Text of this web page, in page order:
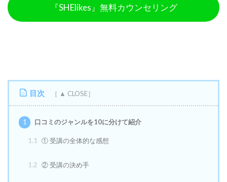
『SHElikes』無料カウンセリング
目次
1 口コミのジャンルを10に分けて紹介
1.1 ① 受講の全体的な感想
1.2 ② 受講の決め手